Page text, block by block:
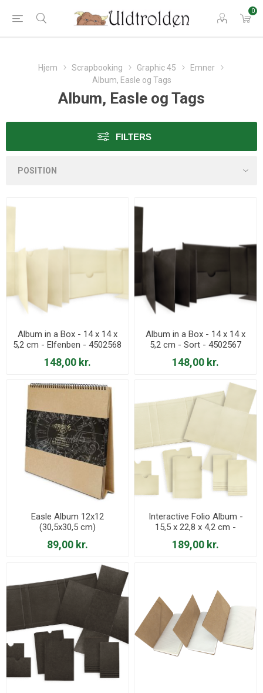
0
Hjem Scrapbooking Graphic 45
Emner
Album, Easle og Tags
Album, Easle og Tags
FILTERS
Album in a Box - 14 x 14 x
5,2 cm - Elfenben - 4502568
148,00 kr.
Album in a Box - 14 x 14 x
5,2 cm - Sort - 4502567
148,00 kr.
Easle Album 12x12
(30,5x30,5 cm)
89,00 kr.
Interactive Folio Album -
15,5 x 22,8 x 4,2 cm -
Elfenben - 4502566
189,00 kr.